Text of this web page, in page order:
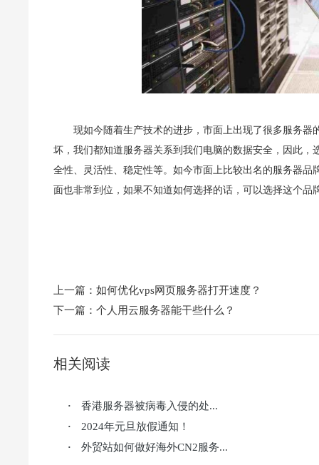
现如今随着生产技术的进步，市面上出现了很多服务
坏，我们都知道服务器关系到我们电脑的数据安全，因此
全性、灵活性、稳定性等。如今市面上比较出名的服务器
面也非常到位，如果不知道如何选择的话，可以选择这个品
上一篇： 如何优化vps网页服务器打开速度？
下一篇： 个人用云服务器能干些什么？
相关阅读
· 香港服务器被病毒入侵的处...
· 2024年元旦放假通知！
· 外贸站如何做好海外CN2服务...